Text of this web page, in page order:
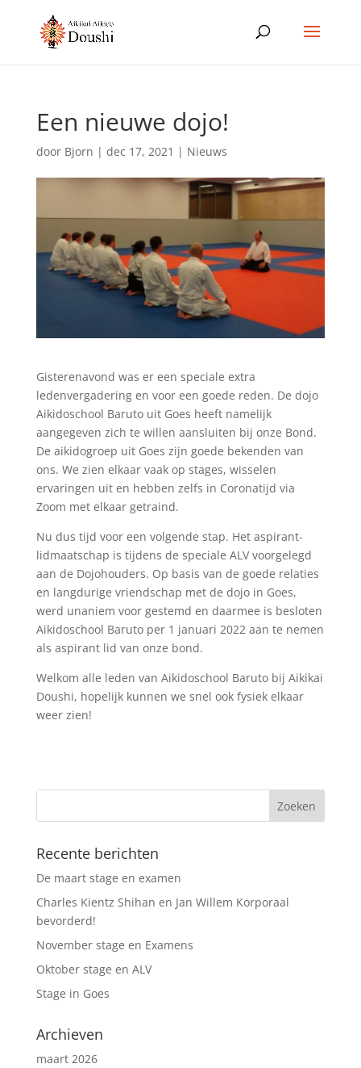
Een nieuwe dojo!
door Bjorn | dec 17, 2021 | Nieuws
Gisterenavond was er een speciale extra
ledenvergadering en voor een goede reden. De dojo
Aikidoschool Baruto uit Goes heeft namelijk
aangegeven zich te willen aansluiten bij onze Bond.
De aikidogroep uit Goes zijn goede bekenden van
ons. We zien elkaar vaak op stages, wisselen
ervaringen uit en hebben zelfs in Coronatijd via
Zoom met elkaar getraind.
Nu dus tijd voor een volgende stap. Het aspirant-
lidmaatschap is tijdens de speciale ALV voorgelegd
aan de Dojohouders. Op basis van de goede relaties
en langdurige vriendschap met de dojo in Goes,
werd unaniem voor gestemd en daarmee is besloten
Aikidoschool Baruto per 1 januari 2022 aan te nemen
als aspirant lid van onze bond.
Welkom alle leden van Aikidoschool Baruto bij Aikikai
Doushi, hopelijk kunnen we snel ook fysiek elkaar
weer zien!
Recente berichten
De maart stage en examen
Charles Kientz Shihan en Jan Willem Korporaal
bevorderd!
November stage en Examens
Oktober stage en ALV
Stage in Goes
Archieven
maart 2026